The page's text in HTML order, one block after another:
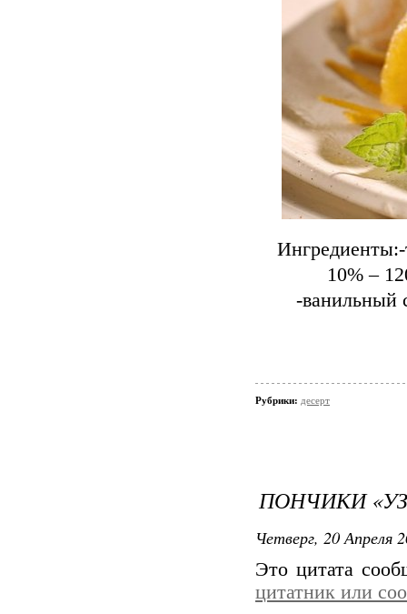
Ингредиенты:-
10% –
-ванильный
Рубрики: десерт
ПОНЧИКИ
Четверг, 20 Апреля
Это цитата
цитатник или